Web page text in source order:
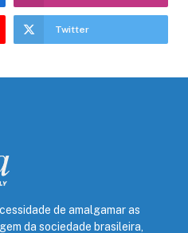
Twitter
de amalgamar as
da sociedade brasileira,